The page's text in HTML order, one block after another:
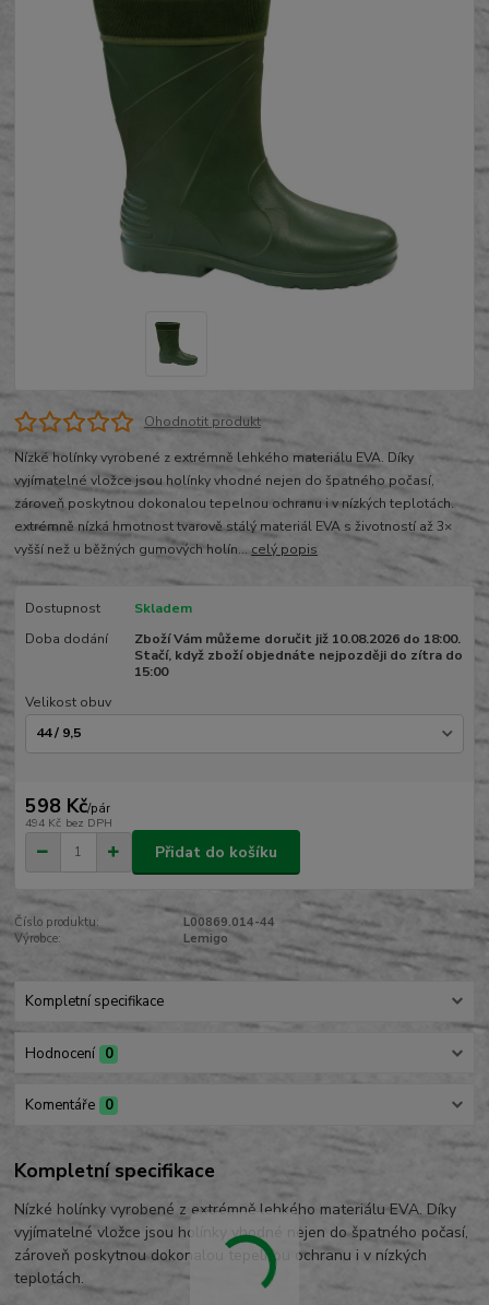
Ohodnotit produkt
Nízké holínky vyrobené z extrémně lehkého materiálu EVA. Díky
vyjímatelné vložce jsou holínky vhodné nejen do špatného počasí,
zároveň poskytnou dokonalou tepelnou ochranu i v nízkých teplotách.
extrémně nízká hmotnost tvarově stálý materiál EVA s životností až 3×
vyšší než u běžných gumových holín...celý popis
Dostupnost
Skladem
Doba dodání
Zboží Vám můžeme doručit již 10.08.2026 do 18:00.
Stačí, když zboží objednáte nejpozději do zítra do
15:00
Velikost obuv
598 Kč/pár
494 Kč bez DPH
Přidat do košíku
Číslo produktu:
L00869.014-44
Výrobce:
Lemigo
Kompletní specifikace
Hodnocení 0
Komentáře 0
Kompletní specifikace
Nízké holínky vyrobené z extrémně lehkého materiálu EVA. Díky
vyjímatelné vložce jsou holínky vhodné nejen do špatného počasí,
zároveň poskytnou dokonalou tepelnou ochranu i v nízkých
teplotách.